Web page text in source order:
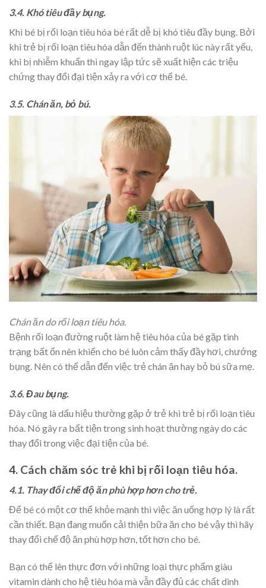
3.4. Khó tiêu đầy bụng.
Khi bé bị rối loạn tiêu hóa bé rất dễ bị khó tiêu đầy bụng. Bởi
khi trẻ bị rối loạn tiêu hóa dẫn đến thành ruột lúc này rất yếu,
khi bị nhiễm khuẩn thì ngay lập tức sẽ xuất hiện các triệu
chứng thay đổi đại tiện xảy ra với cơ thể bé.
3.5. Chán ăn, bỏ bú.
Chán ăn do rối loạn tiêu hóa.
Bệnh rối loạn đường ruột làm hệ tiêu hóa của bé gặp tình
trạng bất ổn nên khiến cho bé luôn cảm thấy đầy hơi, chướng
bụng. Nên có thể dẫn đến việc trẻ chán ăn hay bỏ bú sữa mẹ.
3.6. Đau bụng.
Đây cũng là dấu hiệu thường gặp ở trẻ khi trẻ bị rối loạn tiêu
hóa. Nó gây ra bất tiện trong sinh hoạt thường ngày do các
thay đổi trong việc đại tiện của bé.
4. Cách chăm sóc trẻ khi bị rối loạn tiêu hóa.
4.1. Thay đổi chế độ ăn phù hợp hơn cho trẻ.
Để bé có một cơ thể khỏe mạnh thì việc ăn uống hợp lý là rất
cần thiết. Bạn đang muốn cải thiện bữa ăn cho bé vậy thì hãy
thay đổi chế độ ăn phù hợp hơn, tốt hơn cho bé.
Bạn có thể lên thực đơn với những loại thực phẩm giàu
vitamin dành cho hệ tiêu hóa mà vẫn đầy đủ các chất dinh